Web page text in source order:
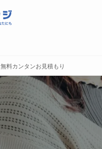
無料カンタンお見積もり